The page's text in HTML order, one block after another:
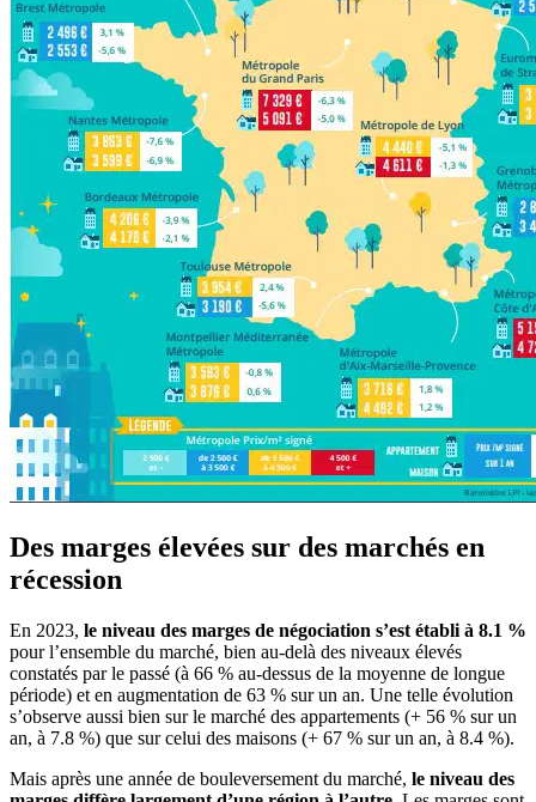
Des marges élevées sur des marchés en
récession
En 2023, le niveau des marges de négociation s’est établi à 8.1 %
pour l’ensemble du marché, bien au-delà des niveaux élevés
constatés par le passé (à 66 % au-dessus de la moyenne de longue
période) et en augmentation de 63 % sur un an. Une telle évolution
s’observe aussi bien sur le marché des appartements (+ 56 % sur un
an, à 7.8 %) que sur celui des maisons (+ 67 % sur un an, à 8.4 %).
Mais après une année de bouleversement du marché, le niveau des